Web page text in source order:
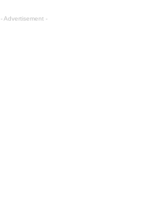
- Advertisement -